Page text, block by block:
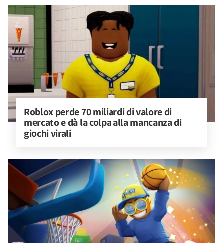
Roblox perde 70 miliardi di valore di
mercato e dà la colpa alla mancanza di
giochi virali